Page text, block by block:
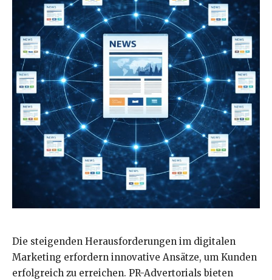
Die steigenden Herausforderungen im digitalen
Marketing erfordern innovative Ansätze, um Kunden
erfolgreich zu erreichen. PR-Advertorials bieten